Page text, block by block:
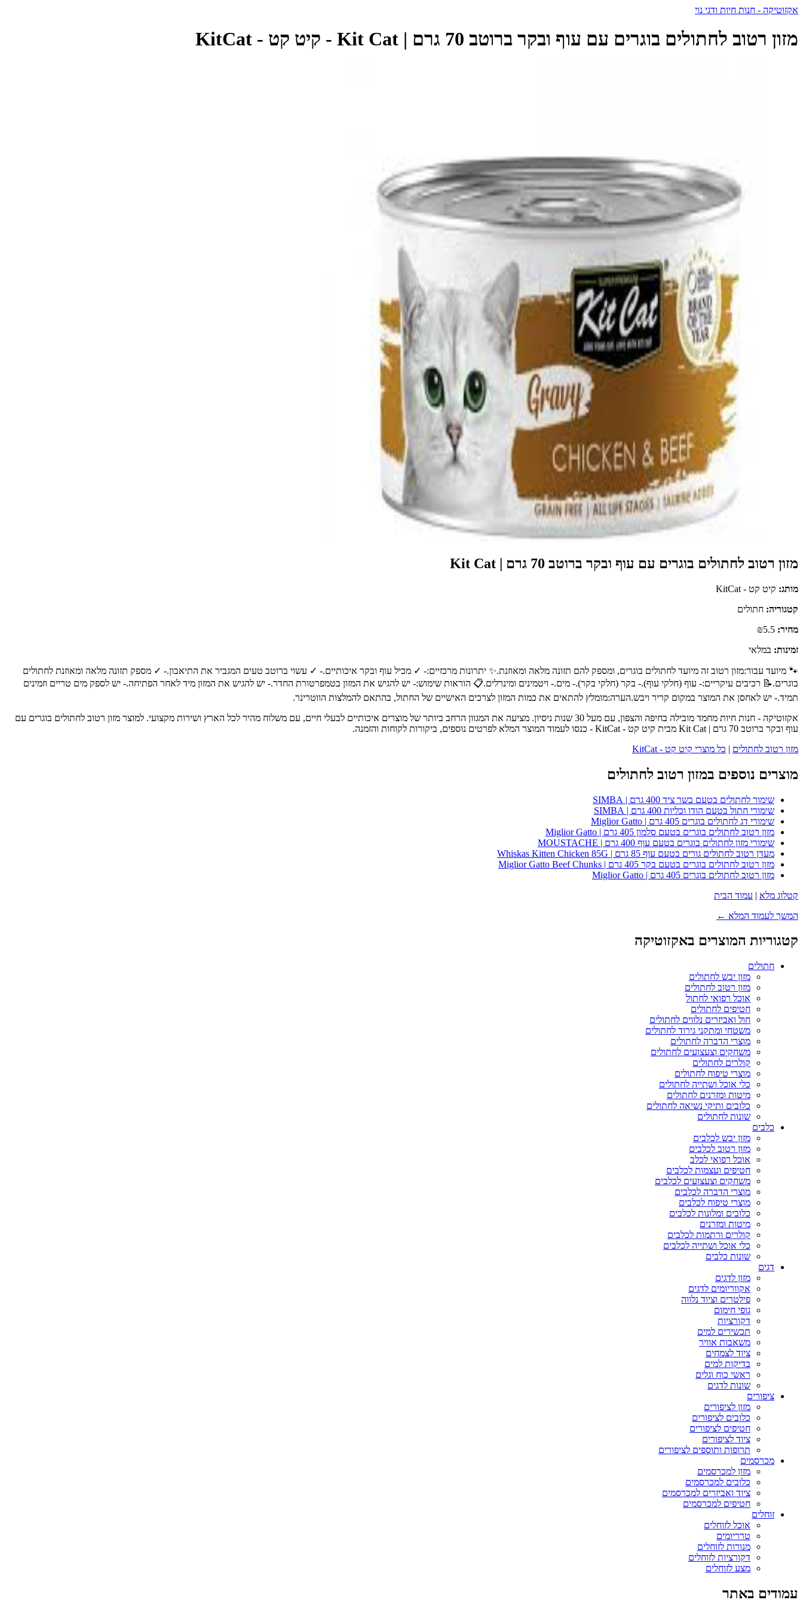
אקזוטיקה - חנות חיות ודגי נוי
מזון רטוב לחתולים בוגרים עם עוף ובקר ברוטב 70 גרם | Kit Cat - קיט קט - KitCat
מזון רטוב לחתולים בוגרים עם עוף ובקר ברוטב 70 גרם | Kit Cat
מותג: קיט קט - KitCat
קטגוריה: חתולים
מחיר:
זמינות: במלאי
🐾 מיועד עבור:מזון רטוב זה מיועד לחתולים בוגרים, ומספק להם תזונה מלאה ומאוזנת.✨ יתרונות מרכזיים:- ✓ מכיל עוף ובקר איכותיים.- ✓ עשוי ברוטב טעים המגביר את התיאבון.- ✓ מספק תזונה מלאה ומאוזנת לחתולים
בוגרים.📝 רכיבים עיקריים:- עוף (חלקי עוף).- בקר (חלקי בקר).- מים.- ויטמינים ומינרלים.📋 הוראות שימוש:- יש להגיש את המזון בטמפרטורת החדר.- יש להגיש את המזון מיד לאחר הפתיחה.- יש לספק מים טריים וזמינים
תמיד.- יש לאחסן את המוצר במקום קריר ויבש.הערה:מומלץ להתאים את כמות המזון לצרכים האישיים של החתול, בהתאם להמלצות הווטרינר.
אקזוטיקה - חנות חיות מחמד מובילה בחיפה והצפון, עם מעל 30 שנות ניסיון. מציעה את המגוון הרחב ביותר של מוצרים איכותיים לבעלי חיים, עם משלוח מהיר לכל הארץ ושירות מקצועי. למוצר מזון רטוב לחתולים בוגרים עם
עוף ובקר ברוטב 70 גרם | Kit Cat מבית קיט קט - KitCat - כנסו לעמוד המוצר המלא לפרטים נוספים, ביקורות לקוחות והזמנה.
מזון רטוב לחתולים | כל מוצרי קיט קט - KitCat
מוצרים נוספים במזון רטוב לחתולים
שימור לחתולים בטעם בשר ציד 400 גרם | SIMBA
שימורי חתול בטעם הודו וכליות 400 גרם | SIMBA
שימורי דג לחתולים בוגרים 405 גרם | Miglior Gatto
מזון רטוב לחתולים בוגרים בטעם סלמון 405 גרם | Miglior Gatto
שימורי מזון לחתולים בוגרים בטעם עוף 400 גרם | MOUSTACHE
מעדן רטוב לחתולים גורים בטעם עוף 85 גרם | Whiskas Kitten Chicken 85G
מזון רטוב לחתולים בוגרים בטעם בקר 405 גרם | Miglior Gatto Beef Chunks
מזון רטוב לחתולים בוגרים 405 גרם | Miglior Gatto
קטלוג מלא | עמוד הבית
המשך לעמוד המלא ←
קטגוריות המוצרים באקזוטיקה
חתולים
מזון יבש לחתולים
מזון רטוב לחתולים
אוכל רפואי לחתול
חטיפים לחתולים
חול ואביזרים נלווים לחתולים
משטחי ומתקני גירוד לחתולים
מוצרי הדברה לחתולים
משחקים וצעצועים לחתולים
קולרים לחתולים
מוצרי טיפוח לחתולים
כלי אוכל ושתייה לחתולים
מיטות ומזרנים לחתולים
כלובים ותיקי נשיאה לחתולים
שונות לחתולים
כלבים
מזון יבש לכלבים
מזון רטוב לכלבים
אוכל רפואי לכלב
חטיפים ועצמות לכלבים
משחקים וצעצועים לכלבים
מוצרי הדברה לכלבים
מוצרי טיפוח לכלבים
כלובים ומלונות לכלבים
מיטות ומזרנים
קולרים ורתמות לכלבים
כלי אוכל ושתייה לכלבים
שונות כלבים
דגים
מזון לדגים
אקווריומים לדגים
פילטרים וציוד נלווה
גופי חימום
דקורציות
תכשירים למים
משאבות אוויר
ציוד לצמחים
בדיקות למים
ראשי כוח וגלים
שונות לדגים
ציפורים
מזון לציפורים
כלובים לציפורים
חטיפים לציפורים
ציוד לציפורים
תרופות ותוספים לציפורים
מכרסמים
מזון למכרסמים
כלובים למכרסמים
ציוד ואביזרים למכרסמים
חטיפים למכרסמים
זוחלים
אוכל לזוחלים
טרריומים
מנורות לזוחלים
דקורציות לזוחלים
מצע לזוחלים
עמודים באתר